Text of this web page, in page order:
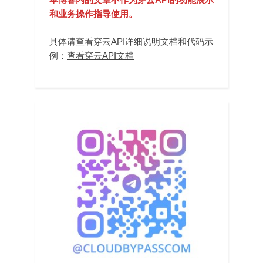
和业务操作指导使用。
具体请查看穿云API详细说明文档和代码示
例： 查看穿云API文档